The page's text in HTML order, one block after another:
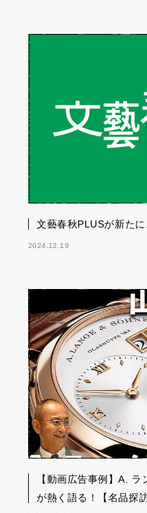
文藝春秋PLUSが新たに
2024.12.19
【動画広告事例】A.
が熱く語る！【名品探訪